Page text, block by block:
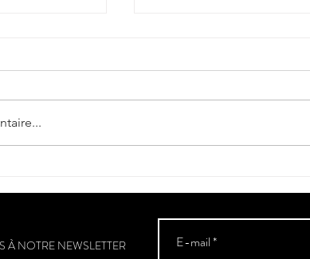
À NOTRE NEWSLETTER